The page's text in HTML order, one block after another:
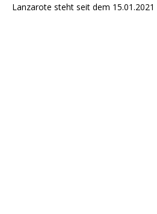
Lanzarote steht seit dem 15.01.2021